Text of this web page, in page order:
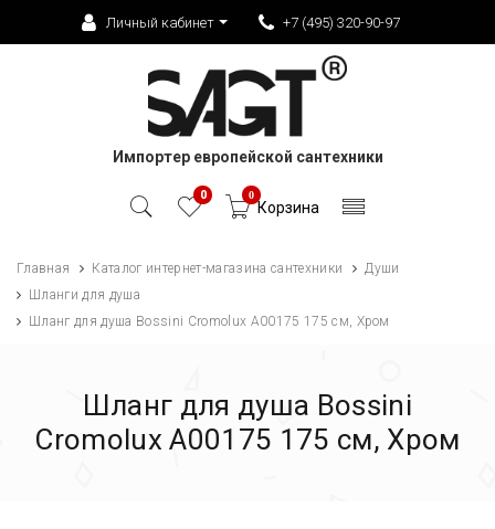
Личный кабинет +7 (495) 320-90-97
Импортер европейской сантехники
0 0
Корзина
Главная Каталог интернет-магазина сантехники
Души
Шланги для душа
Шланг для душа Bossini Cromolux A00175 175 см, Хром
Шланг для душа Bossini
Cromolux A00175 175 см, Хром